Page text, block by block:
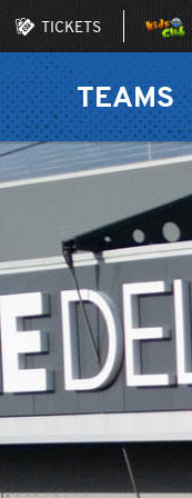
TICKETS
TEAMS